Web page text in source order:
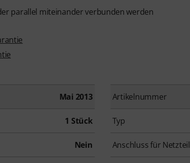
parallel miteinander verbunden werden
Mai 2013 Artikelnummer
1 Stück Typ
Nein Anschluss für Netzteil